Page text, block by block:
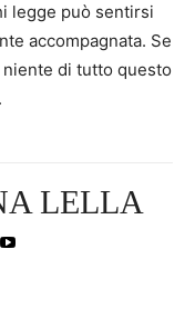
legge può sentirsi
accompagnata. Se
di tutto questo
LELLA